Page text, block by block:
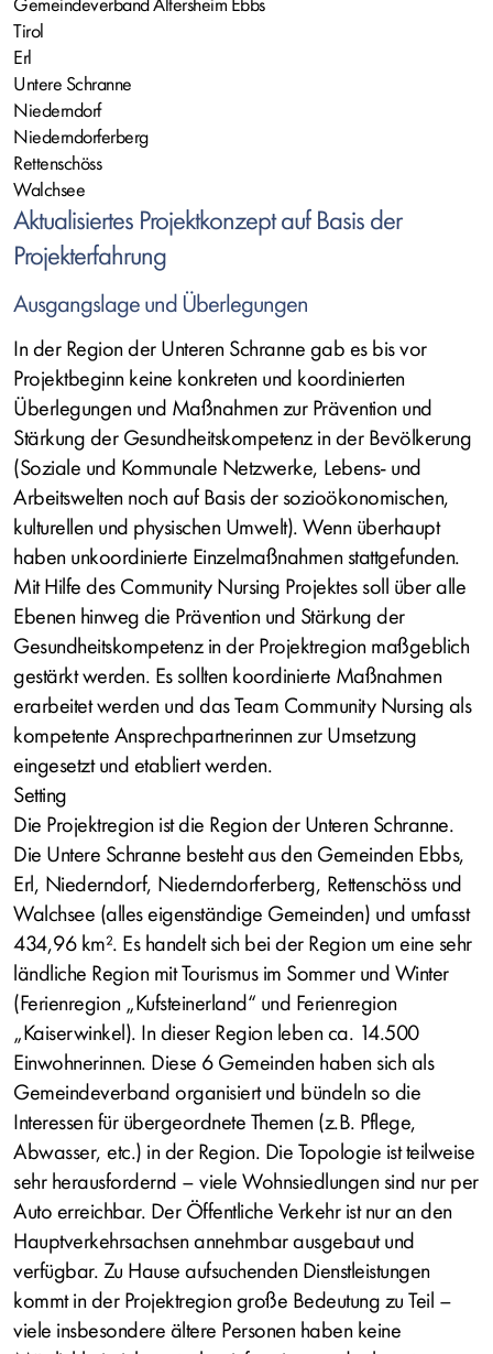
Gemeindeverband Altersheim Ebbs
Tirol
Erl
Untere Schranne
Niederndorf
Niederndorferberg
Rettenschöss
Walchsee
Aktualisiertes Projektkonzept auf Basis der
Projekterfahrung
Ausgangslage und Überlegungen
In der Region der Unteren Schranne gab es bis vor
Projektbeginn keine konkreten und koordinierten
Überlegungen und Maßnahmen zur Prävention und
Stärkung der Gesundheitskompetenz in der Bevölkerung
(Soziale und Kommunale Netzwerke, Lebens- und
Arbeitswelten noch auf Basis der sozioökonomischen,
kulturellen und physischen Umwelt). Wenn überhaupt
haben unkoordinierte Einzelmaßnahmen stattgefunden.
Mit Hilfe des Community Nursing Projektes soll über alle
Ebenen hinweg die Prävention und Stärkung der
Gesundheitskompetenz in der Projektregion maßgeblich
gestärkt werden. Es sollten koordinierte Maßnahmen
erarbeitet werden und das Team Community Nursing als
kompetente Ansprechpartnerinnen zur Umsetzung
eingesetzt und etabliert werden.
Setting
Die Projektregion ist die Region der Unteren Schranne.
Die Untere Schranne besteht aus den Gemeinden Ebbs,
Erl, Niederndorf, Niederndorferberg, Rettenschöss und
Walchsee (alles eigenständige Gemeinden) und umfasst
434,96 km². Es handelt sich bei der Region um eine sehr
ländliche Region mit Tourismus im Sommer und Winter
(Ferienregion „Kufsteinerland“ und Ferienregion
„Kaiserwinkel). In dieser Region leben ca. 14.500
Einwohnerinnen. Diese 6 Gemeinden haben sich als
Gemeindeverband organisiert und bündeln so die
Interessen für übergeordnete Themen (z.B. Pflege,
Abwasser, etc.) in der Region. Die Topologie ist teilweise
sehr herausfordernd – viele Wohnsiedlungen sind nur per
Auto erreichbar. Der Öffentliche Verkehr ist nur an den
Hauptverkehrsachsen annehmbar ausgebaut und
verfügbar. Zu Hause aufsuchenden Dienstleistungen
kommt in der Projektregion große Bedeutung zu Teil –
viele insbesondere ältere Personen haben keine